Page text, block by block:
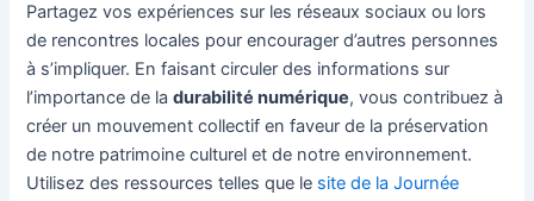
Partagez vos expériences sur les réseaux sociaux ou lors
de rencontres locales pour encourager d’autres personnes
à s’impliquer. En faisant circuler des informations sur
l’importance de ladurabilité numérique, vous contribuez à
créer un mouvement collectif en faveur de la préservation
de notre patrimoine culturel et de notre environnement.
Utilisez des ressources telles que le site de la Journée